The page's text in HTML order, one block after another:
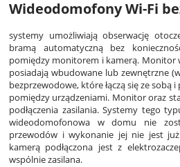
Wideodomofony Wi-Fi
systemy umożliwiają obserwację
bramą automatyczną bez
pomiędzy monitorem i kamerą.
posiadają wbudowane lub zewnętrzne
bezprzewodowe, które łączą się ze sobą
pomiędzy urządzeniami. Monitor oraz
podłączenia zasilania. Systemy tego
wideodomofonowa w domu nie
przewodów i wykonanie jej nie jest
kamerą podłączona jest z
wspólnie zasilana.